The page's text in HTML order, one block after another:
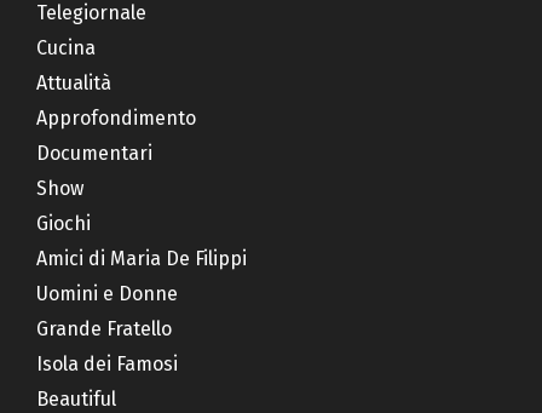
Telegiornale
Cucina
Attualità
Approfondimento
Documentari
Show
Giochi
Amici di Maria De Filippi
Uomini e Donne
Grande Fratello
Isola dei Famosi
Beautiful